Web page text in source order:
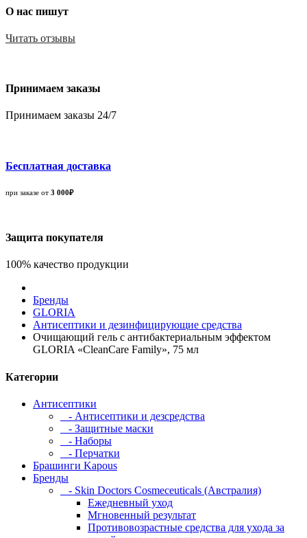
О нас пишут
Читать отзывы
Принимаем заказы
Принимаем заказы 24/7
Бесплатная доставка
при заказе от 3 000₽
Защита покупателя
100% качество продукции
Бренды
GLORIA
Антисептики и дезинфицирующие средства
Очищающий гель с антибактериальным эффектом
GLORIA «CleanCare Family», 75 мл
Категории
Антисептики
- Антисептики и дезсредства
- Защитные маски
- Наборы
- Перчатки
Брашинги Kapous
Бренды
- Skin Doctors Cosmeceuticals (Австралия)
Ежедневный уход
Мгновенный результат
Противовозрастные средства для ухода за